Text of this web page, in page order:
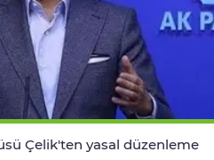
Çelik'ten yasal düzenleme